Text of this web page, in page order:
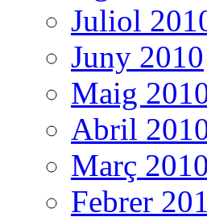
Juliol
Juny 2010
Maig
Abril
Març 2010
Febrer